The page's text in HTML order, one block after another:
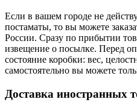
Если в вашем городе не
постаматы, то вы можете
России. Сразу по прибытии
извещение о посылке. Перед
состояние коробки: вес,
самостоятельно вы можете
Доставка иностранных